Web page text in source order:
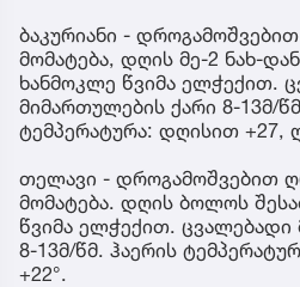
ბაკურიანი -
მომატება, დღის მე-2 ნახ-
ხანმოკლე წვიმა ელჭექით.
მიმართულების ქარი 8-13მ/
ტემპერატურა: დღისით +27,
თელავი - დროგამოშვებით
მომატება. დღის ბოლოს
წვიმა ელჭექით. ცვალებადი
8-13მ/წმ. ჰაერის
+22°.